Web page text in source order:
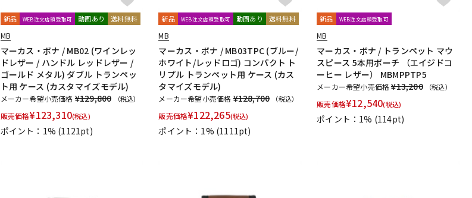
新品 WEB注文店頭受取可 動画あり 送料無料
MB
マーカス・ボナ / MB02 (ワインレッ
ドレザー / ハンドル レッドレザー /
ゴールド メタル) ダブル トランペッ
ト用 ケース (カスタマイズモデル)
メーカー希望小売価格 ¥129,800 （税込）
販売価格¥123,310(税込)
ポイント：1% (1121pt)
新品 WEB注文店頭受取可 動画あり 送料無料
MB
マーカス・ボナ / MB03TPC (ブルー/
ホワイト/レッドロゴ) コンパクト ト
リプル トランペット用 ケース (カス
タマイズモデル)
メーカー希望小売価格 ¥128,700 （税込）
販売価格¥122,265(税込)
ポイント：1% (1111pt)
新品 WEB注文店頭受取可
MB
マーカス・ボナ / トランペット マウ
スピース 5本用ポーチ （エイジドコ
ーヒー レザー） MBMPPTP5
メーカー希望小売価格¥13,200 （税込）
販売価格¥12,540(税込)
ポイント：1% (114pt)